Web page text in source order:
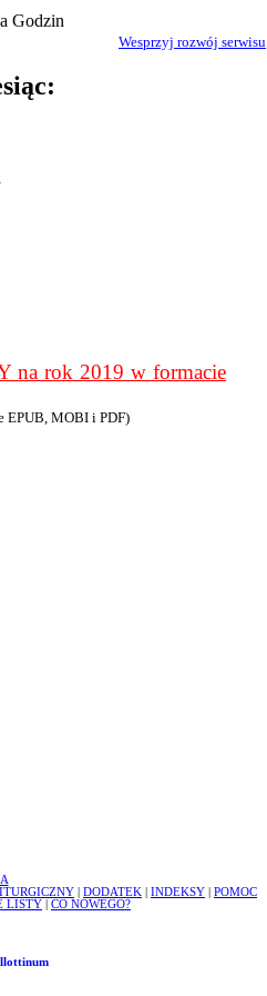
Wesprzyj rozwój serwisu
rok 2019 w formacie
EPUB, MOBI i PDF)
DODATEK INDEKSY
POMOC
LISTY CO NOWEGO?